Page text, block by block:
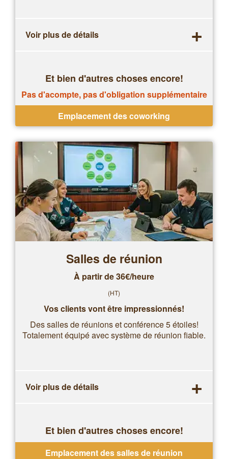
Voir plus de détails +
Et bien d'autres choses encore!
Pas d'acompte, pas d'obligation supplémentaire
Emplacement des coworking
Salles de réunion
À partir de 36€/heure
(HT)
Vos clients vont être impressionnés!
Des salles de réunions et conférence 5 étoiles!
Totalement équipé avec système de réunion fiable.
Voir plus de détails +
Et bien d'autres choses encore!
Réservations ponctuelles, sans contrat
Emplacement des salles de réunion